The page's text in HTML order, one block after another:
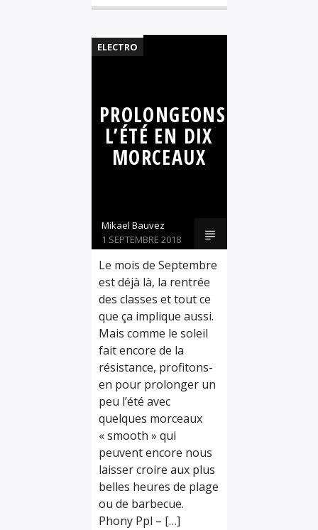
ELECTRO
MUSIQUE
PLAYLIST
SÉLECTIONS
PROLONGEONS
L’ÉTÉ EN DIX
MORCEAUX
Mikael Bauvez
1 SEPTEMBRE 2018
Le mois de Septembre
est déjà là, la rentrée
des classes et tout ce
que ça implique aussi.
Mais comme le soleil
fait encore de la
résistance, profitons-
en pour prolonger un
peu l’été avec
quelques morceaux
« smooth » qui
peuvent encore nous
laisser croire aux plus
belles heures de plage
ou de barbecue.
Phony Ppl – […]